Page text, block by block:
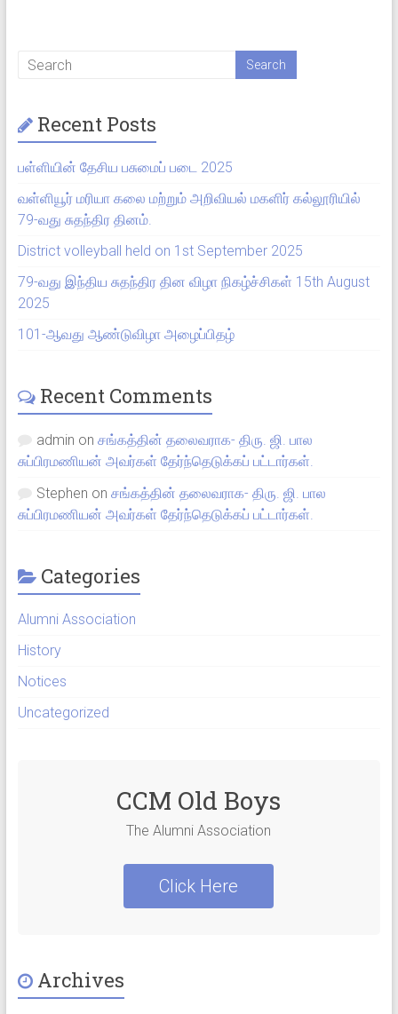
Recent Posts
பள்ளியின் தேசிய பசுமைப் படை 2025
வள்ளியூர் மரியா கலை மற்றும் அறிவியல் மகளிர் கல்லூரியில்
79-வது சுதந்திர தினம்.
District volleyball held on 1st September 2025
79-வது இந்திய சுதந்திர தின விழா நிகழ்ச்சிகள் 15th August
2025
101-ஆவது ஆண்டுவிழா அழைப்பிதழ்
Recent Comments
admin on சங்கத்தின் தலைவராக- திரு. ஜி. பால
சுப்பிரமணியன் அவர்கள் தேர்ந்தெடுக்கப் பட்டார்கள்.
Stephen on சங்கத்தின் தலைவராக- திரு. ஜி. பால
சுப்பிரமணியன் அவர்கள் தேர்ந்தெடுக்கப் பட்டார்கள்.
Categories
Alumni Association
History
Notices
Uncategorized
CCM Old Boys
The Alumni Association
Click Here
Archives